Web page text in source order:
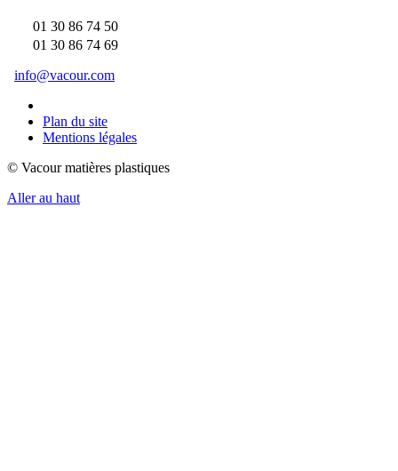
01 30 86 74 50
01 30 86 74 69
info@vacour.com
Plan du site
Mentions légales
© Vacour matières plastiques
Aller au haut